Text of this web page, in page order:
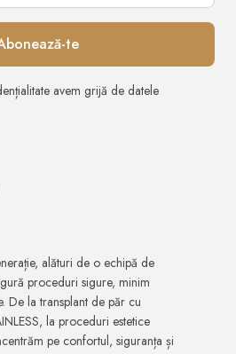
avem grijă de datele
alături de o echipă de
proceduri sigure, minim
De la transplant de păr cu
la proceduri estetice
pe confortul, siguranța și